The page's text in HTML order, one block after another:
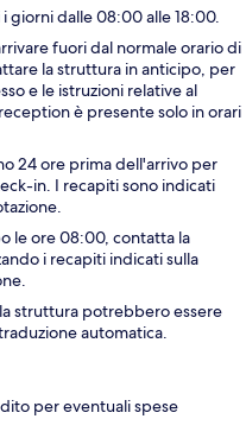
giorni dalle 08:00 alle 18:00.
fuori dal normale orario di
la struttura in anticipo, per
e le istruzioni relative al
è presente solo in orari
24 ore prima dell'arrivo per
in. I recapiti sono indicati
le ore 08:00, contatta la
i recapiti indicati sulla
struttura potrebbero essere
automatica.
per eventuali spese